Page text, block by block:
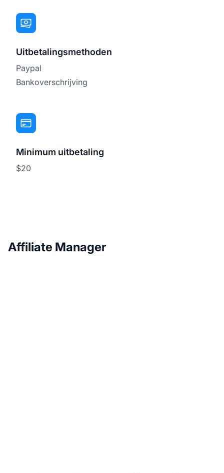
Uitbetalingsmethoden
Paypal
Bankoverschrijving
Minimum uitbetaling
$20
Affiliate Manager